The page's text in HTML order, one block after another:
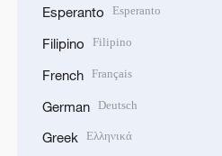
Esperanto Esperanto
Filipino Filipino
French Français
German Deutsch
Greek Ελληνικά